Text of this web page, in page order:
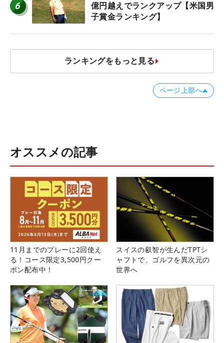
6
億円越えでランクアップ【米国男
子賞金ランキング】
ランキングをもっと見る
ページ上部へ
オススメの記事
11月までのプレーに2回使え
る！コース限定3,500円クー
ポン配布中！
スイスの叡智が生んだTPTシ
ャフトで、ゴルフを異次元の
世界へ